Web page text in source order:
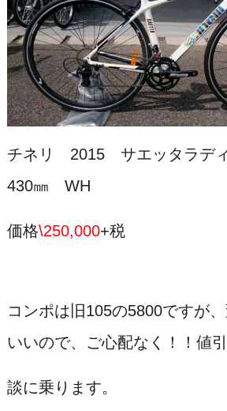
チネリ 2015 サエッタラデ
430㎜ WH
価格\250,000+税
コンポは旧105の5800ですが
いいので、ご心配なく！！値
談に乗ります。